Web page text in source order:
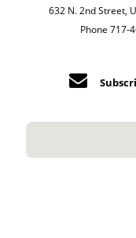
632 N. 2nd Street,
Phone